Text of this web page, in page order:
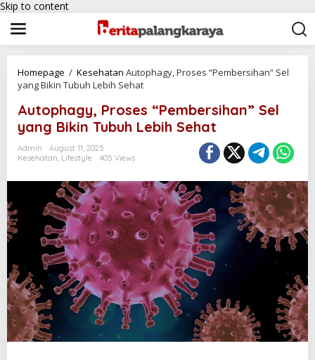
Skip to content
Homepage / Kesehatan Autophagy, Proses “Pembersihan” Sel
yang Bikin Tubuh Lebih Sehat
Autophagy, Proses “Pembersihan” Sel
yang Bikin Tubuh Lebih Sehat
Admin
August 11, 2025
Kesehatan, Lifestyle 405 Views